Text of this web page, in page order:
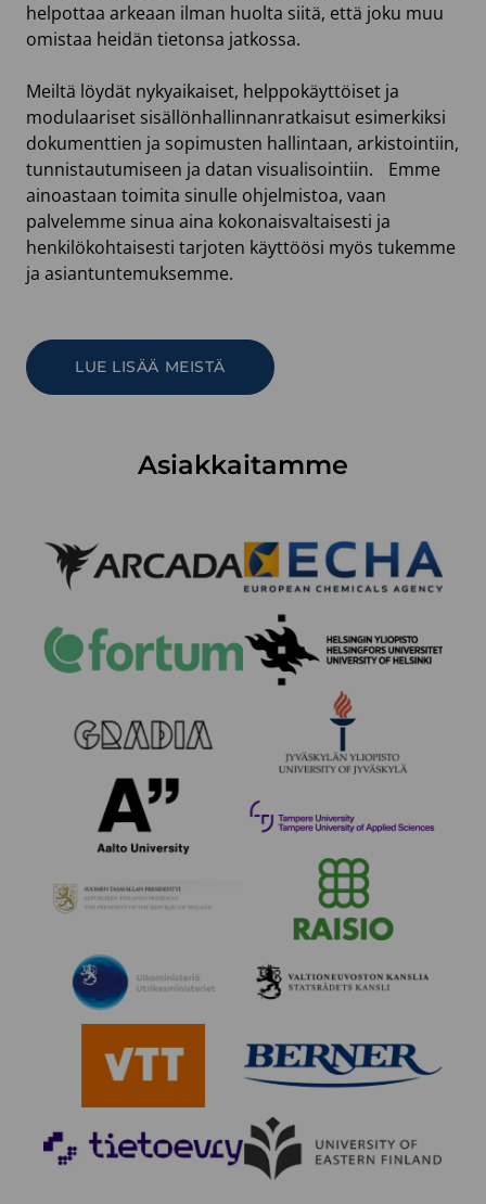
helpottaa arkeaan ilman huolta siitä, että joku muu
omistaa heidän tietonsa jatkossa.
Meiltä löydät nykyaikaiset, helppokäyttöiset ja
modulaariset sisällönhallinnanratkaisut esimerkiksi
dokumenttien ja sopimusten hallintaan, arkistointiin,
tunnistautumiseen ja datan visualisointiin. Emme
ainoastaan toimita sinulle ohjelmistoa, vaan
palvelemme sinua aina kokonaisvaltaisesti ja
henkilökohtaisesti tarjoten käyttöösi myös tukemme
ja asiantuntemuksemme.
LUE LISÄÄ MEISTÄ
Asiakkaitamme